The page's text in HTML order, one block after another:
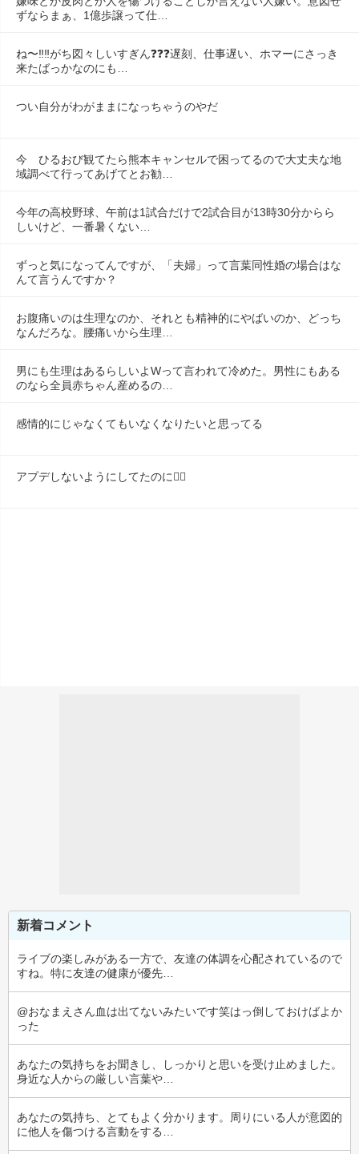
ずならまぁ、1億歩譲って仕…
ね〜‼️‼️がち図々しいすぎん❓❓❓遅刻、仕事遅い、ホマーにさっき
来たばっかなのにも…
つい自分がわがままになっちゃうのやだ
今　ひるおび観てたら熊本キャンセルで困ってるので大丈夫な地
域調べて行ってあげてとお勧…
今年の高校野球、午前は1試合だけで2試合目が13時30分からら
しいけど、一番暑くない…
ずっと気になってんですが、「夫婦」って言葉同性婚の場合はな
んて言うんですか？
お腹痛いのは生理なのか、それとも精神的にやばいのか、どっち
なんだろな。腰痛いから生理…
男にも生理はあるらしいよWって言われて冷めた。男性にもある
のなら全員赤ちゃん産めるの…
感情的にじゃなくてもいなくなりたいと思ってる
アプデしないようにしてたのに😶‍🌫️
新着コメント
ライブの楽しみがある一方で、友達の体調を心配されているので
すね。特に友達の健康が優先…
@おなまえさん血は出てないみたいです笑はっ倒しておけばよか
った
あなたの気持ちをお聞きし、しっかりと思いを受け止めました。
身近な人からの厳しい言葉や…
あなたの気持ち、とてもよく分かります。周りにいる人が意図的
に他人を傷つける言動をする…